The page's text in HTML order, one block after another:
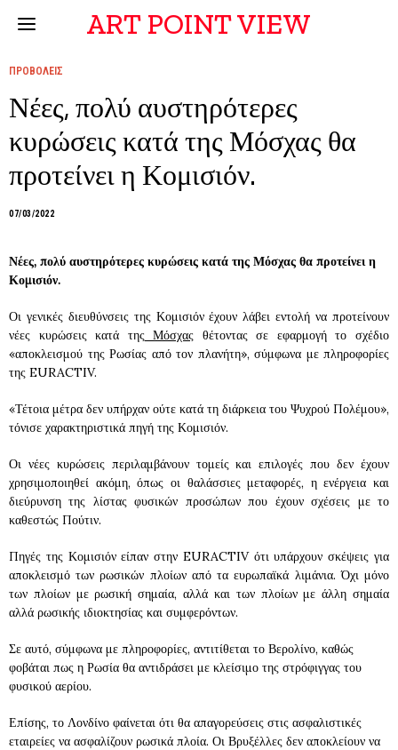
ART POINT VIEW
ΠΡΟΒΟΛΕΙΣ
Νέες, πολύ αυστηρότερες
κυρώσεις κατά της Μόσχας θα
προτείνει η Κομισιόν.
07/03/2022
Νέες, πολύ αυστηρότερες κυρώσεις κατά της Μόσχας θα προτείνει η
Κομισιόν.
Οι γενικές διευθύνσεις της Κομισιόν έχουν λάβει εντολή να προτείνουν
νέες κυρώσεις κατά της Μόσχας θέτοντας σε εφαρμογή το σχέδιο
«αποκλεισμού της Ρωσίας από τον πλανήτη», σύμφωνα με πληροφορίες
της EURACTIV.
«Τέτοια μέτρα δεν υπήρχαν ούτε κατά τη διάρκεια του Ψυχρού Πολέμου»,
τόνισε χαρακτηριστικά πηγή της Κομισιόν.
Οι νέες κυρώσεις περιλαμβάνουν τομείς και επιλογές που δεν έχουν
χρησιμοποιηθεί ακόμη, όπως οι θαλάσσιες μεταφορές, η ενέργεια και
διεύρυνση της λίστας φυσικών προσώπων που έχουν σχέσεις με το
καθεστώς Πούτιν.
Πηγές της Κομισιόν είπαν στην EURACTIV ότι υπάρχουν σκέψεις για
αποκλεισμό των ρωσικών πλοίων από τα ευρωπαϊκά λιμάνια. Όχι μόνο
των πλοίων με ρωσική σημαία, αλλά και των πλοίων με άλλη σημαία
αλλά ρωσικής ιδιοκτησίας και συμφερόντων.
Σε αυτό, σύμφωνα με πληροφορίες, αντιτίθεται το Βερολίνο, καθώς
φοβάται πως η Ρωσία θα αντιδράσει με κλείσιμο της στρόφιγγας του
φυσικού αερίου.
Επίσης, το Λονδίνο φαίνεται ότι θα απαγορεύσεις στις ασφαλιστικές
εταιρείες να ασφαλίζουν ρωσικά πλοία. Οι Βρυξέλλες δεν αποκλείουν να